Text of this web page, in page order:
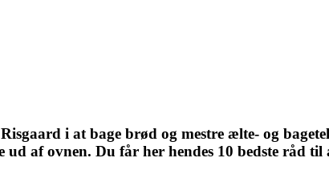
i at bage brød og mestre ælte- og
af ovnen. Du får her hendes 10 bedste råd til